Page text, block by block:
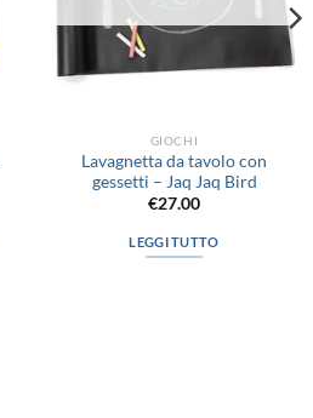
GIOCHI
Lavagnetta da tavolo con
gessetti – Jaq Jaq Bird
€27.00
LEGGI TUTTO